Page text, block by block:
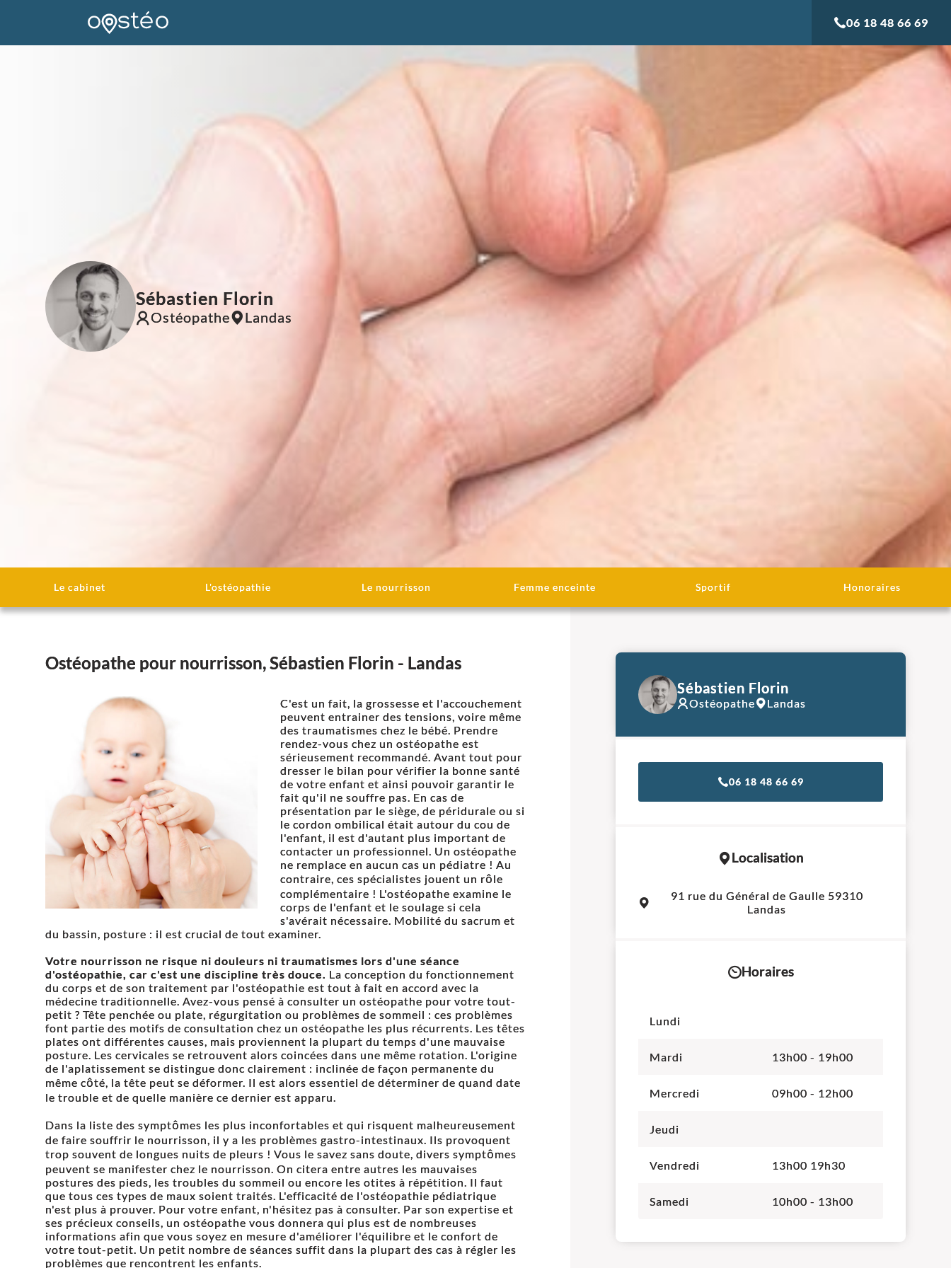
06 18 48 66 69
Sébastien Florin
Ostéopathe Landas
Le cabinet L'ostéopathie Le nourrisson Femme enceinte Sportif Honoraires
Ostéopathe pour nourrisson, Sébastien Florin - Landas
C'est un fait, la grossesse et l'accouchement
peuvent entrainer des tensions, voire même
des traumatismes chez le bébé. Prendre
rendez-vous chez un ostéopathe est
sérieusement recommandé. Avant tout pour
dresser le bilan pour vérifier la bonne santé
de votre enfant et ainsi pouvoir garantir le
fait qu'il ne souffre pas. En cas de
présentation par le siège, de péridurale ou si
le cordon ombilical était autour du cou de
l'enfant, il est d'autant plus important de
contacter un professionnel. Un ostéopathe
ne remplace en aucun cas un pédiatre ! Au
contraire, ces spécialistes jouent un rôle
complémentaire ! L'ostéopathe examine le
corps de l'enfant et le soulage si cela
s'avérait nécessaire. Mobilité du sacrum et
du bassin, posture : il est crucial de tout examiner.
Votre nourrisson ne risque ni douleurs ni traumatismes lors d'une séance
d'ostéopathie, car c'est une discipline très douce. La conception du fonctionnement
du corps et de son traitement par l'ostéopathie est tout à fait en accord avec la
médecine traditionnelle. Avez-vous pensé à consulter un ostéopathe pour votre tout-
petit ? Tête penchée ou plate, régurgitation ou problèmes de sommeil : ces problèmes
font partie des motifs de consultation chez un ostéopathe les plus récurrents. Les têtes
plates ont différentes causes, mais proviennent la plupart du temps d'une mauvaise
posture. Les cervicales se retrouvent alors coincées dans une même rotation. L'origine
de l'aplatissement se distingue donc clairement : inclinée de façon permanente du
même côté, la tête peut se déformer. Il est alors essentiel de déterminer de quand date
le trouble et de quelle manière ce dernier est apparu.
Dans la liste des symptômes les plus inconfortables et qui risquent malheureusement
de faire souffrir le nourrisson, il y a les problèmes gastro-intestinaux. Ils provoquent
trop souvent de longues nuits de pleurs ! Vous le savez sans doute, divers symptômes
peuvent se manifester chez le nourrisson. On citera entre autres les mauvaises
postures des pieds, les troubles du sommeil ou encore les otites à répétition. Il faut
que tous ces types de maux soient traités. L'efficacité de l'ostéopathie pédiatrique
n'est plus à prouver. Pour votre enfant, n'hésitez pas à consulter. Par son expertise et
ses précieux conseils, un ostéopathe vous donnera qui plus est de nombreuses
informations afin que vous soyez en mesure d'améliorer l'équilibre et le confort de
votre tout-petit. Un petit nombre de séances suffit dans la plupart des cas à régler les
problèmes que rencontrent les enfants.
Sébastien Florin
Ostéopathe Landas
06 18 48 66 69
Localisation
91 rue du Général de Gaulle 59310
Landas
Horaires
Lundi
Mardi 13h00 - 19h00
Mercredi 09h00 - 12h00
Jeudi
Vendredi 13h00 19h30
Samedi 10h00 - 13h00